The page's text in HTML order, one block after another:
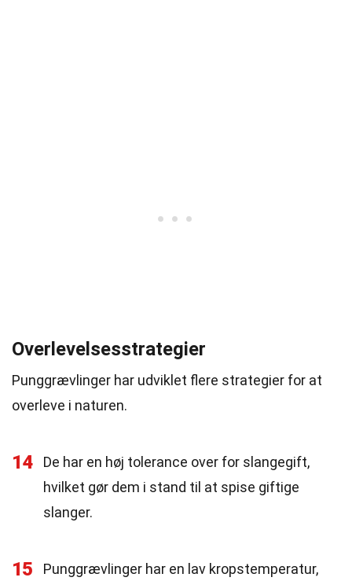
Overlevelsesstrategier
Punggrævlinger har udviklet flere strategier for at
overleve i naturen.
14
De har en høj tolerance over for slangegift,
hvilket gør dem i stand til at spise giftige
slanger.
15
Punggrævlinger har en lav kropstemperatur,